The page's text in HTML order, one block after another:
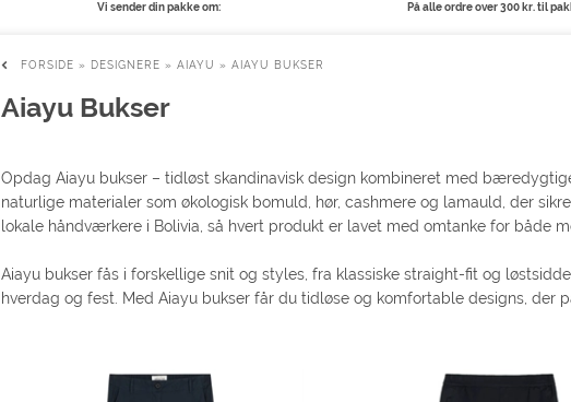
Vi sender din pakke om: På alle ordre over 300 kr. til
FORSIDE » DESIGNERE » AIAYU » AIAYU BUKSER
Aiayu Bukser
Opdag Aiayu bukser – tidløst skandinavisk design kombineret med
naturlige materialer som økologisk bomuld, hør, cashmere og lamauld, der
lokale håndværkere i Bolivia, så hvert produkt er lavet med omtanke for både
Aiayu bukser fås i forskellige snit og styles, fra klassiske straight-fit og
hverdag og fest. Med Aiayu bukser får du tidløse og komfortable designs, der